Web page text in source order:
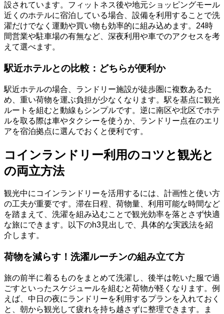
設されています。フィットネス後や地元ショッピングモール
近くのホテルに宿泊している場合、設備を利用することで洗
濯だけでなく運動や買い物も効率的に組み込めます。24時
間営業や駐車場の有無など、深夜利用や車でのアクセスを考
えて選べます。
駅近ホテルとの比較：どちらが便利か
駅近ホテルの場合、ランドリー施設が徒歩圏に複数あるた
め、重い荷物を運ぶ負担が少なくなります。駅を基点に観光
ルートを組むと動線もシンプルです。逆に南区や北区でホテ
ルを取る際は車やタクシーを使うか、ランドリー点在のエリ
アを宿泊拠点に選んでおくと便利です。
コインランドリー利用のコツと観光と
の両立方法
観光中にコインランドリーを活用するには、計画性と使い方
の工夫が重要です。滞在日程、荷物量、利用可能な時間など
を踏まえて、洗濯を組み込むことで観光効率を落とさず快適
な旅にできます。以下のh3見出しで、具体的な実践法を紹
介します。
荷物を減らす！洗濯ルーチンの組み立て方
旅の前半に着るものをまとめて洗濯し、後半は乾いた服で過
ごすといったスケジュールを組むと荷物が軽くなります。例
えば、中日の夜にランドリーを利用するプランを入れておく
と、朝から観光して疲れを持ち越さずに整理できます。ま